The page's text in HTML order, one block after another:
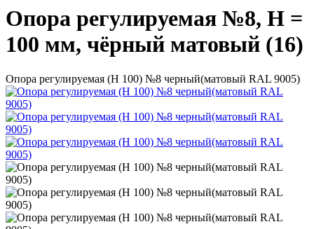
Опора регулируемая №8, H =
100 мм, чёрный матовый (16)
Опора регулируемая (Н 100) №8 черный(матовый RAL 9005)